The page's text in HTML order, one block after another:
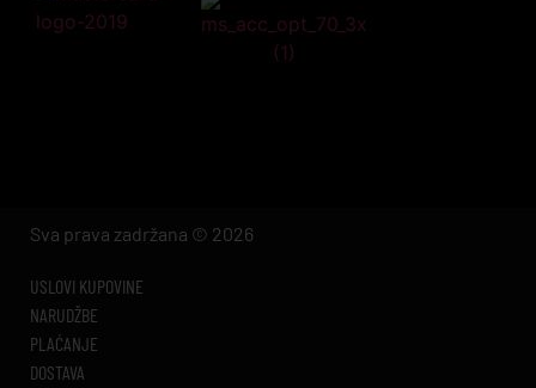
Sva prava zadržana © 2026
USLOVI KUPOVINE
NARUDŽBE
PLAĆANJE
DOSTAVA